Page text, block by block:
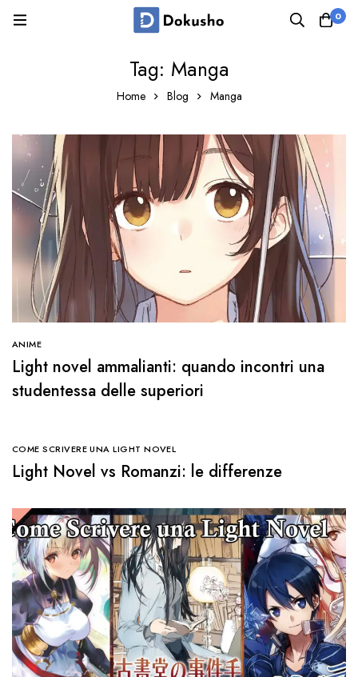
0
Tag: Manga
Home Blog Manga
ANIME
Light novel ammalianti: quando incontri una
studentessa delle superiori
COME SCRIVERE UNA LIGHT NOVEL
Light Novel vs Romanzi: le differenze